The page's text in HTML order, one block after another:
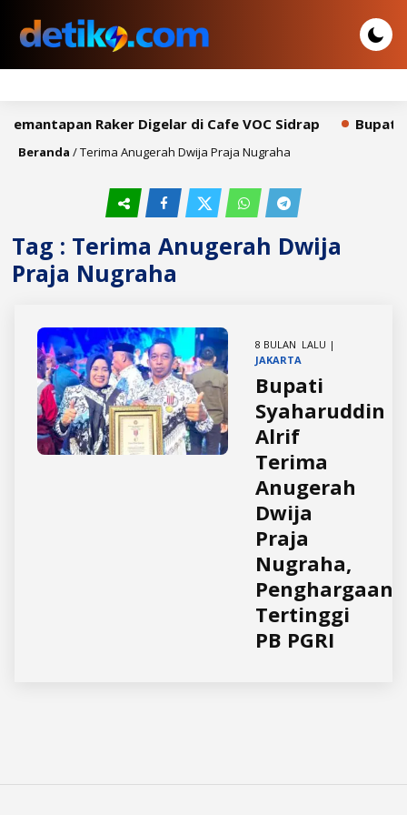
Raker Digelar di Cafe VOC Sidrap Bupati
Beranda /Terima Anugerah Dwija Praja Nugraha
Tag : Terima Anugerah Dwija
Praja Nugraha
8 BULAN LALU |
JAKARTA
Bupati
Syaharuddin
Alrif
Terima
Anugerah
Dwija
Praja
Nugraha,
Penghargaan
Tertinggi
PB PGRI